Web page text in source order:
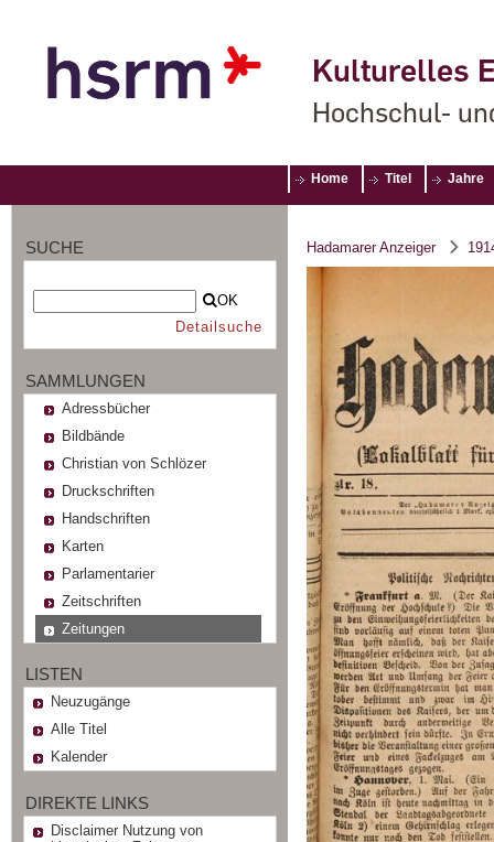
Kulturelles
Hochschul-
Home Titel Jahre
SUCHE
OK
Detailsuche
SAMMLUNGEN
Adressbücher
Bildbände
Christian von Schlözer
Druckschriften
Handschriften
Karten
Parlamentarier
Zeitschriften
Zeitungen
LISTEN
Neuzugänge
Alle Titel
Kalender
DIREKTE LINKS
Disclaimer Nutzung von
Hadamarer Anzeiger